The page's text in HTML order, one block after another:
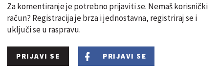
Za komentiranje je potrebno prijaviti se. Nemaš korisnički
račun? Registracija je brza i jednostavna, registriraj se i
uključi se u raspravu.
PRIJAVI SE PRIJAVI SE